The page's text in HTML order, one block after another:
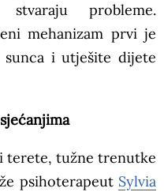
probleme.
mehanizam prvi je
i utješite dijete
terete, tužne trenutke
psihoterapeut Sylvia